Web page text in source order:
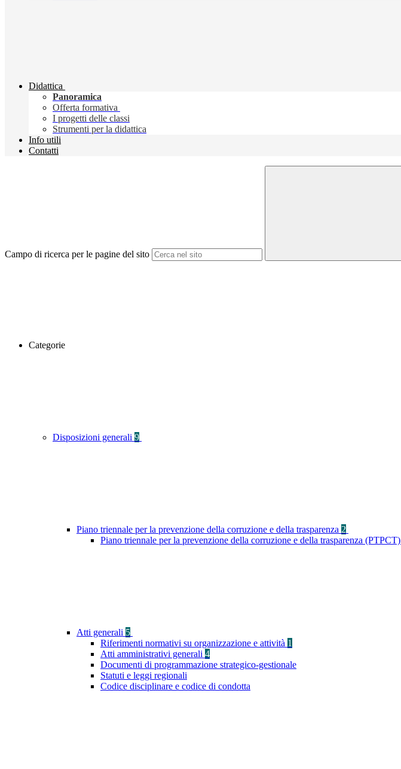
Didattica
Panoramica
Offerta formativa
I progetti delle classi
Strumenti per la didattica
Info utili
Contatti
Campo di ricerca per le pagine del sito
Categorie
Disposizioni generali 9
Piano triennale per la prevenzione della corruzione e della trasparenza 2
Piano triennale per la prevenzione della corruzione e della trasparenza (PTPCT)
Atti generali 5
Riferimenti normativi su organizzazione e attività 1
Atti amministrativi generali 4
Documenti di programmazione strategico-gestionale
Statuti e leggi regionali
Codice disciplinare e codice di condotta